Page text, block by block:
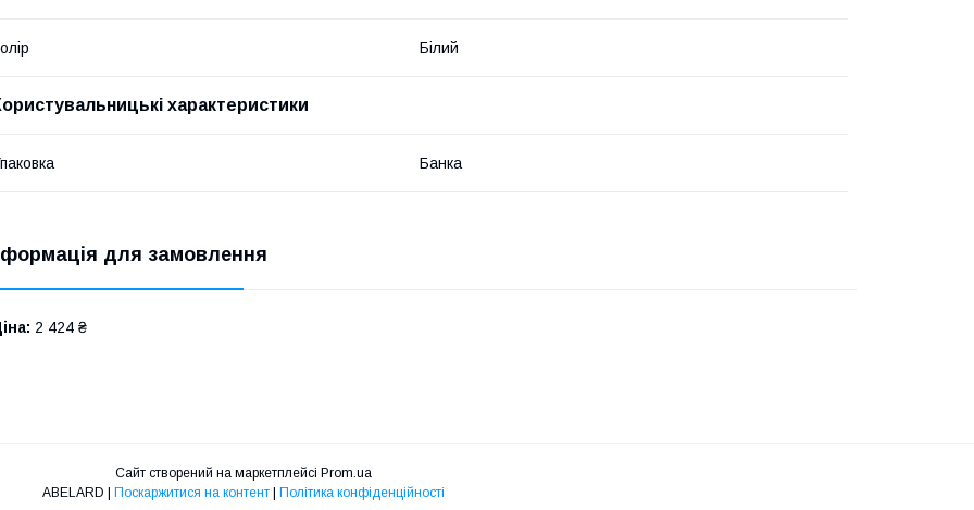
Білий
характеристики
Банка
для замовлення
2 424 ₴
Сайт створений на маркетплейсі Prom.ua
ABELARD | Поскаржитися на контент | Політика конфіденційності